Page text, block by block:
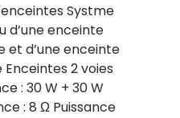
Systme
d’une enceinte
et d’une enceinte
Enceintes 2 voies
: 30 W + 30 W
: 8 Ω Puissance